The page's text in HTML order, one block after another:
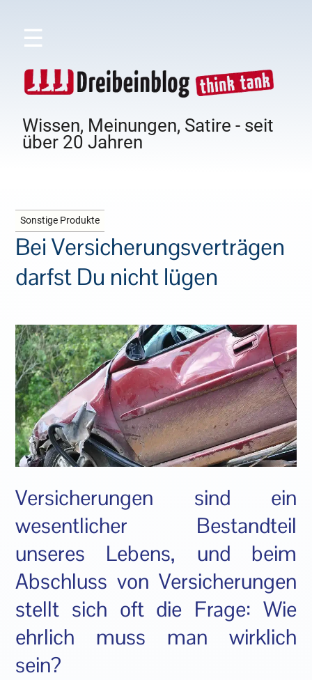
☰
Wissen, Meinungen, Satire - seit
über 20 Jahren
Sonstige Produkte
Bei Versicherungsverträgen
darfst Du nicht lügen
Versicherungen sind ein
wesentlicher Bestandteil
unseres Lebens, und beim
Abschluss von Versicherungen
stellt sich oft die Frage: Wie
ehrlich muss man wirklich
sein?